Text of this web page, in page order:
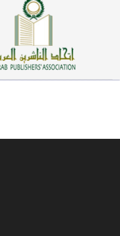
سيرة نبوية وتصوف (81)
دراسات إسلامية (75)
شعر (72)